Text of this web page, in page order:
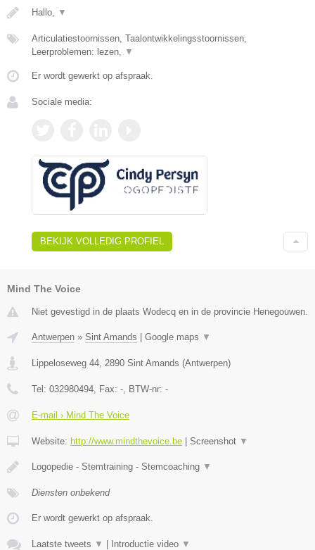
Hallo, ▼
Articulatiestoornissen, Taalontwikkelingsstoornissen,
Leerproblemen: lezen,
▼
Er wordt gewerkt op afspraak.
Sociale media:
BEKIJK VOLLEDIG PROFIEL
Mind The Voice
Niet gevestigd in de plaats Wodecq en in de provincie Henegouwen.
Antwerpen » Sint Amands Google maps ▼
Lippeloseweg 44, 2890 Sint Amands (Antwerpen)
Tel: 032980494, Fax: -, BTW-nr: -
E-mail › Mind The Voice
Website: http://www.mindthevoice.be Screenshot ▼
Logopedie - Stemtraining - Stemcoaching ▼
Diensten onbekend
Er wordt gewerkt op afspraak.
Laatste tweets ▼ Introductie video ▼